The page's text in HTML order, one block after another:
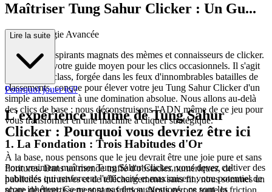
Maîtriser Tung Sahur Clicker : Un Gu...
ide de Stratégie Avancée
Bienvenue, aspirants magnats des mèmes et connaisseurs de clicker.
Ce n'est pas votre guide moyen pour les clics occasionnels. Il s'agit
d'une masterclass, forgée dans les feux d'innombrables batailles de
classements, conçue pour élever votre jeu Tung Sahur Clicker d'un
simple amusement à une domination absolue. Nous allons au-delà
des clics de base ; nous déconstruisons l'ADN même de ce jeu pour
vous transformer en une machine à cliquer stratégique.
1. La Fondation : Trois Habitudes d'Or
Pour vraiment maîtriser Tung Sahur Clicker, vous devez cultiver des
habitudes qui renforcent l'efficacité et maximisent votre potentiel de
score inhérent. Ce ne sont pas des suggestions ; ce sont les
Lire la suite
Pourquoi jouer ici?
L'expérience ultime de Tung Sahur
Clicker : Pourquoi vous devriez être ici
À la base, nous pensons que le jeu devrait être une joie pure et sans
fioritures. Dans un monde truffé d'obstacles numériques, de
publicités intrusives et de téléchargements sans fin, nous sommes un